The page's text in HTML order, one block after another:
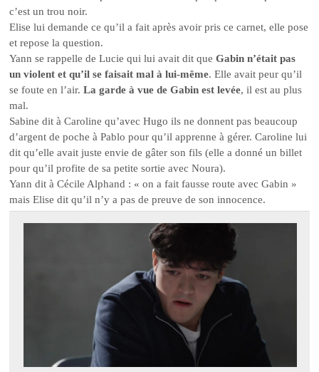
c’est un trou noir.
Elise lui demande ce qu’il a fait après avoir pris ce carnet, elle pose
et repose la question.
Yann se rappelle de Lucie qui lui avait dit queGabin n’était pas
un violent et qu’il se faisait mal à lui-même. Elle avait peur qu’il
se foute en l’air.La garde à vue de Gabin est levée, il est au plus
mal.
Sabine dit à Caroline qu’avec Hugo ils ne donnent pas beaucoup
d’argent de poche à Pablo pour qu’il apprenne à gérer. Caroline lui
dit qu’elle avait juste envie de gâter son fils (elle a donné un billet
pour qu’il profite de sa petite sortie avec Noura).
Yann dit à Cécile Alphand : « on a fait fausse route avec Gabin »
mais Elise dit qu’il n’y a pas de preuve de son innocence.